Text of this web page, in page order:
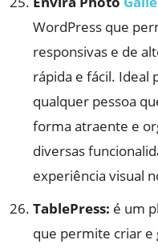
WordPress que
responsivas e de
rápida e fácil. Ideal
qualquer pessoa
forma atraente e
diversas
experiência visual
TablePress: é um
que permite criar e